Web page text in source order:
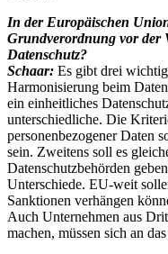
In der Europäischen
Grundverordnung vor der
Datenschutz?
Schaar: Es gibt drei
Harmonisierung beim
ein einheitliches
unterschiedliche. Die
personenbezogener Daten
sein. Zweitens soll es
Datenschutzbehörden
Unterschiede. EU-weit
Sanktionen verhängen
Auch Unternehmen aus
machen, müssen sich an